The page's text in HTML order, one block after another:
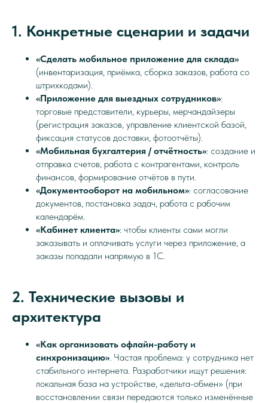
1. Конкретные сценарии и задачи
«Сделать мобильное приложение для склада»
(инвентаризация, приёмка, сборка заказов, работа со
штрихкодами).
«Приложение для выездных сотрудников»:
торговые представители, курьеры, мерчандайзеры
(регистрация заказов, управление клиентской базой,
фиксация статусов доставки, фотоотчёты).
«Мобильная бухгалтерия / отчётность»: создание и
отправка счетов, работа с контрагентами, контроль
финансов, формирование отчётов в пути.
«Документооборот на мобильном»: согласование
документов, постановка задач, работа с рабочим
календарём.
«Кабинет клиента»: чтобы клиенты сами могли
заказывать и оплачивать услуги через приложение, а
заказы попадали напрямую в 1С.
2. Технические вызовы и
архитектура
«Как организовать офлайн-работу и
синхронизацию». Частая проблема: у сотрудника нет
стабильного интернета. Разработчики ищут решения:
локальная база на устройстве, «дельта-обмен» (при
восстановлении связи передаются только изменённые